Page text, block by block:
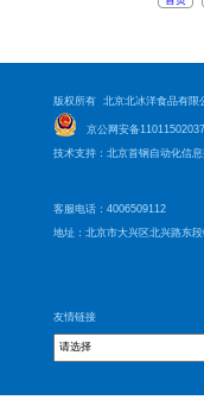
版权所有 北京北冰洋食品有
京公网安备
技术支持：北京首钢自动化信息
客服电话：4006509112
地址：北京市大兴区北兴路东
友情链接